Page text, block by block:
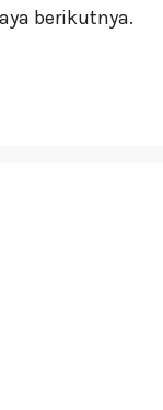
berikutnya.